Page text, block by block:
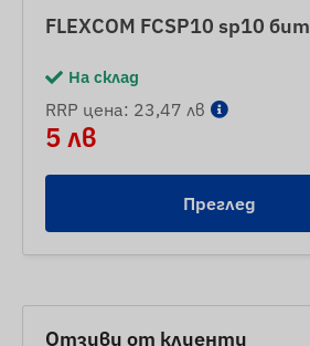
FLEXCOM FCSP10 sp10 бит
На склад
RRP цена: 23,47 лв
5 лв
Преглед
Отзиви от клиенти